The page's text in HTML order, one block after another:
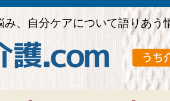
み、自分ケアについて語りあう